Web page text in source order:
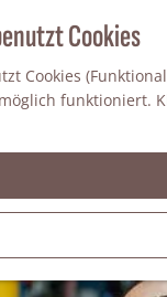
Cookies
Cookies
funktioniert.